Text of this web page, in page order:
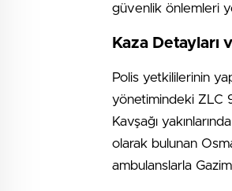
güvenlik önlemleri
Kaza Detayları
Polis yetkililerinin
yönetimindeki ZLC
Kavşağı
olarak bulunan
ambulanslarla